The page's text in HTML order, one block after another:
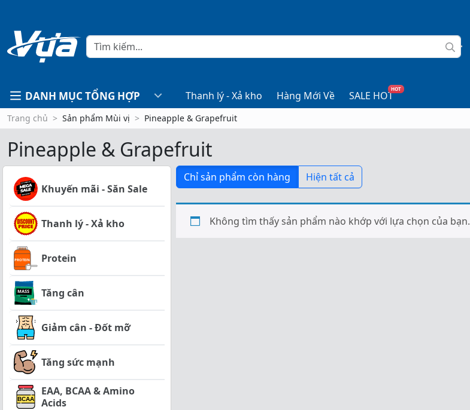
DANH MỤC TỔNG HỢP Thanh lý - Xả kho Hàng Mới Về SALE HOT
HOT
Trang chủ Sản phẩm Mùi vị Pineapple & Grapefruit
Pineapple & Grapefruit
Khuyến mãi - Săn Sale
Thanh lý - Xả kho
Protein
Tăng cân
Giảm cân - Đốt mỡ
Tăng sức mạnh
EAA, BCAA & Amino
Acids
Chỉ sản phẩm còn hàng Hiện tất cả
Không tìm thấy sản phẩm nào khớp với lựa chọn của bạn.